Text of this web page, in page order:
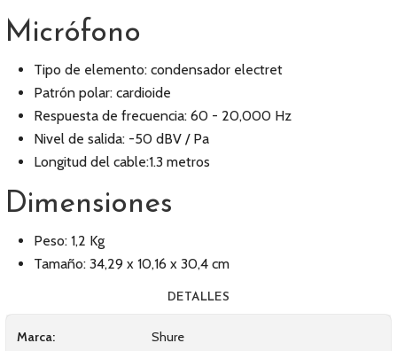
Micrófono
Tipo de elemento: condensador electret
Patrón polar: cardioide
Respuesta de frecuencia: 60 - 20,000 Hz
Nivel de salida: -50 dBV / Pa
Longitud del cable:1.3 metros
Dimensiones
Peso: 1,2 Kg
Tamaño: 34,29 x 10,16 x 30,4 cm
DETALLES
Marca: Shure